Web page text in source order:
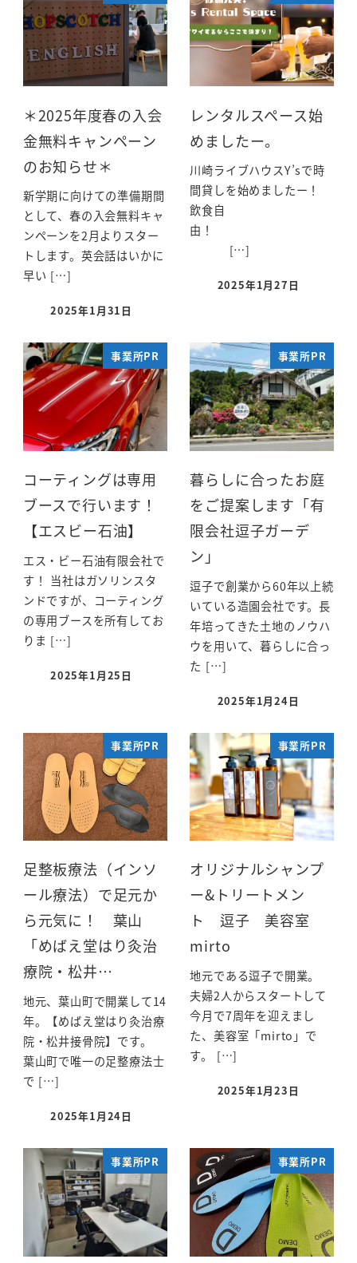
＊2025年度春の入会
金無料キャンペーン
のお知らせ＊
新学期に向けての準備期間
として、春の入会無料キャ
ンペーンを2月よりスター
トします。英会話はいかに
早い […]
2025年1月31日
レンタルスペース始
めましたー。
川崎ライブハウスY’sで時
間貸しを始めましたー！
飲食自
由！
[…]
2025年1月27日
事業所PR
コーティングは専用
ブースで行います！
【エスビー石油】
エス・ビー石油有限会社で
す！ 当社はガソリンスタ
ンドですが、コーティング
の専用ブースを所有してお
りま […]
2025年1月25日
事業所PR
暮らしに合ったお庭
をご提案します「有
限会社逗子ガーデ
ン」
逗子で創業から60年以上続
いている造園会社です。長
年培ってきた土地のノウハ
ウを用いて、暮らしに合っ
た […]
2025年1月24日
事業所PR
足整板療法（インソ
ール療法）で足元か
ら元気に！ 葉山
「めばえ堂はり灸治
療院・松井…
地元、葉山町で開業して14
年。【めばえ堂はり灸治療
院・松井接骨院】です。
葉山町で唯一の足整療法士
で […]
2025年1月24日
事業所PR
オリジナルシャンプ
ー&トリートメン
ト 逗子 美容室
mirto
地元である逗子で開業。
夫婦2人からスタートして
今月で7周年を迎えまし
た、美容室「mirto」で
す。 […]
2025年1月23日
事業所PR 事業所PR